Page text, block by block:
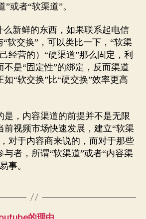
或者“软渠道”。
么新鲜的东西，如果联系起电信
“软交换”，可以类比一下，“软渠
经营的）“硬渠道”那么固定，利
不是“固定性”的绑定，反而渠道
“软交换”比“硬交换”效率更高
是，内容渠道的前提并不是无限
前视频市场快速发展，建立“软渠
对于内容商来说的，而对于那些
与者，所谓“软渠道”或者“内容渠
事。